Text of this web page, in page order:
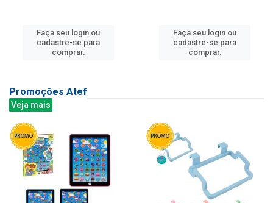
Faça seu login ou
cadastre-se para
comprar.
Faça seu login ou
cadastre-se para
comprar.
Promoções Atef
Veja mais